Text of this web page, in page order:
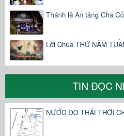
Thánh lễ An táng Cha
Lời Chúa THỨ NĂM
TIN ĐỌC
NƯỚC DO THÁI THỜI